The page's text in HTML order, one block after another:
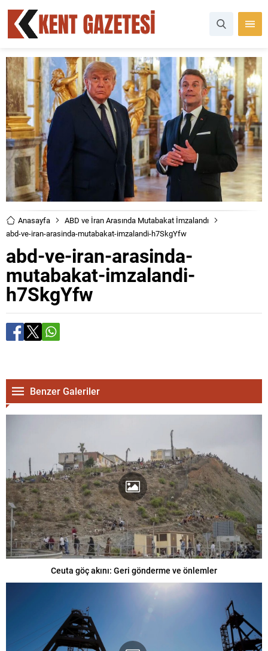
Anasayfa
ABD ve İran Arasında Mutabakat İmzalandı
abd-ve-iran-arasinda-mutabakat-imzalandi-h7SkgYfw
abd-ve-iran-arasinda-
mutabakat-imzalandi-
h7SkgYfw
Benzer Galeriler
Ceuta göç akını: Geri gönderme ve önlemler